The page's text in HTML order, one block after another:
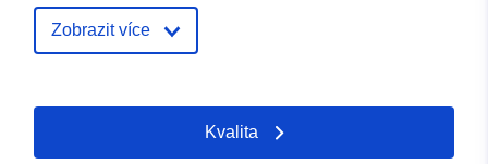
http://www.michelbach-
bilz.de
Zobrazit více
Kvalita